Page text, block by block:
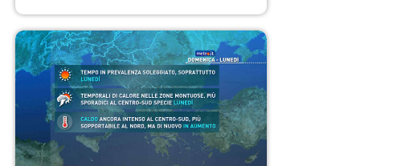
verso i 40 °C.